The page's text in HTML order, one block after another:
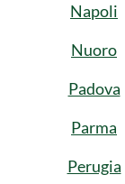
Napoli
Nuoro
Padova
Parma
Perugia